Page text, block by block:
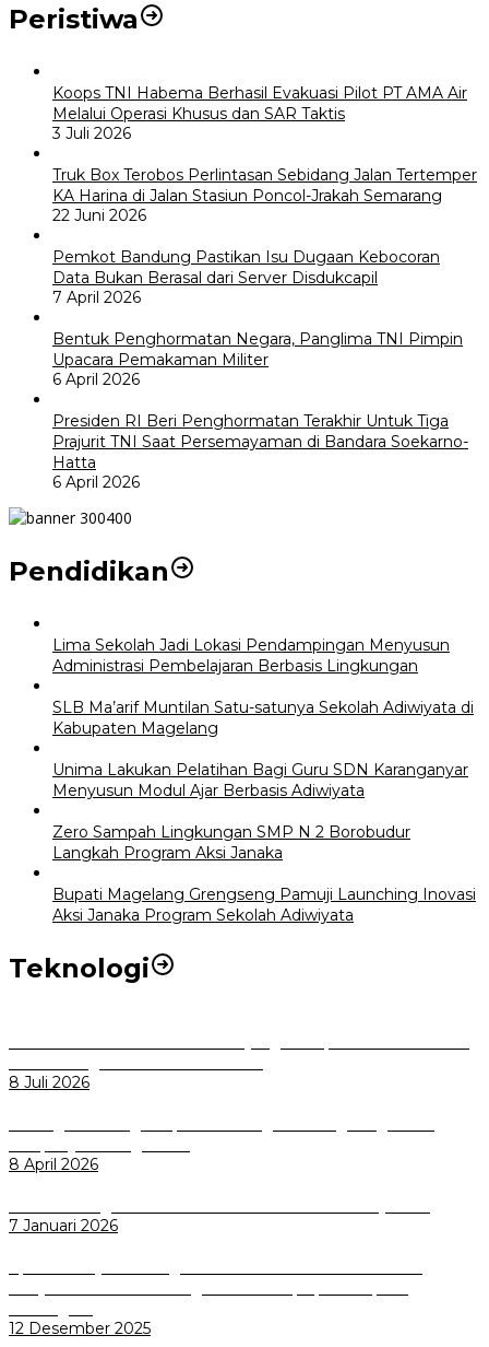
Peristiwa
Koops TNI Habema Berhasil Evakuasi Pilot PT AMA Air
Melalui Operasi Khusus dan SAR Taktis
3 Juli 2026
Truk Box Terobos Perlintasan Sebidang Jalan Tertemper
KA Harina di Jalan Stasiun Poncol-Jrakah Semarang
22 Juni 2026
Pemkot Bandung Pastikan Isu Dugaan Kebocoran
Data Bukan Berasal dari Server Disdukcapil
7 April 2026
Bentuk Penghormatan Negara, Panglima TNI Pimpin
Upacara Pemakaman Militer
6 April 2026
Presiden RI Beri Penghormatan Terakhir Untuk Tiga
Prajurit TNI Saat Persemayaman di Bandara Soekarno-
Hatta
6 April 2026
Pendidikan
Lima Sekolah Jadi Lokasi Pendampingan Menyusun
Administrasi Pembelajaran Berbasis Lingkungan
SLB Ma’arif Muntilan Satu-satunya Sekolah Adiwiyata di
Kabupaten Magelang
Unima Lakukan Pelatihan Bagi Guru SDN Karanganyar
Menyusun Modul Ajar Berbasis Adiwiyata
Zero Sampah Lingkungan SMP N 2 Borobudur
Langkah Program Aksi Janaka
Bupati Magelang Grengseng Pamuji Launching Inovasi
Aksi Janaka Program Sekolah Adiwiyata
Teknologi
8 Juli 2026
8 April 2026
7 Januari 2026
12 Desember 2025